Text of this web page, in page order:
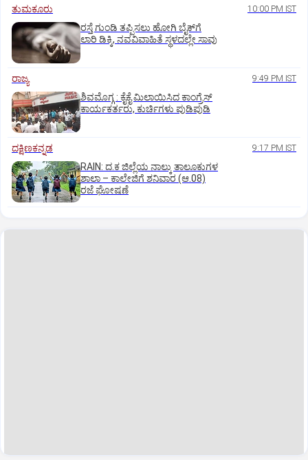
ತುಮಕೂರು 10:00 PM IST
ರಸ್ತೆ ಗುಂಡಿ ತಪ್ಪಿಸಲು ಹೋಗಿ ಬೈಕ್‌ಗೆ
ಲಾರಿ ಡಿಕ್ಕಿ, ನವವಿವಾಹಿತೆ ಸ್ಥಳದಲ್ಲೇ ಸಾವು
ರಾಜ್ಯ 9:49 PM IST
ಶಿವಮೊಗ್ಗ : ಕೈಕೈ ಮಿಲಾಯಿಸಿದ ಕಾಂಗ್ರೆಸ್
ಕಾರ್ಯಕರ್ತರು, ಕುರ್ಚಿಗಳು ಪುಡಿಪುಡಿ
ದಕ್ಷಿಣಕನ್ನಡ 9:17 PM IST
RAIN: ದ.ಕ ಜಿಲ್ಲೆಯ ನಾಲ್ಕು ತಾಲೂಕುಗಳ
ಶಾಲಾ – ಕಾಲೇಜಿಗೆ ಶನಿವಾರ (ಆ.08)
ರಜೆ ಘೋಷಣೆ